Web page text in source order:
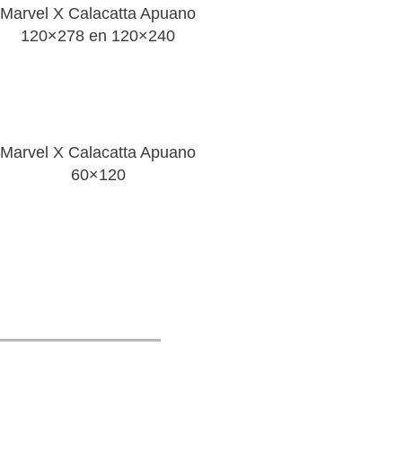
Marvel X Calacatta Apuano
120×278 en 120×240
Marvel X Calacatta Apuano
60×120